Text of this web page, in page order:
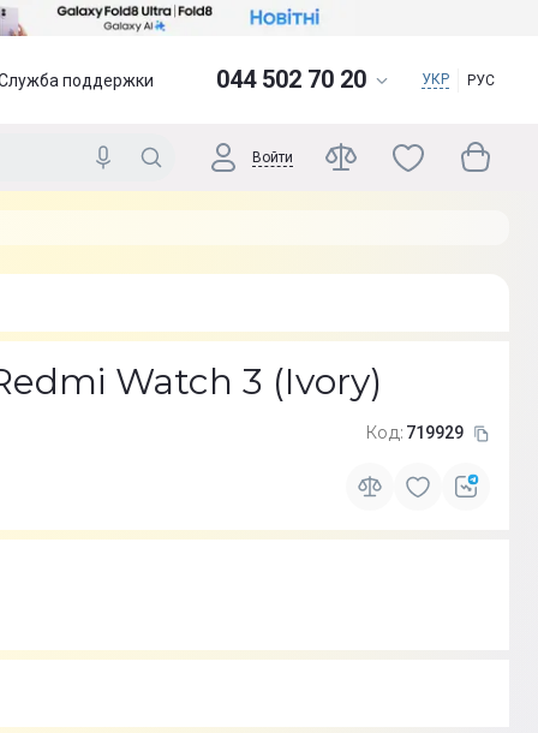
поддержки 044 502 70 20 УКР РУС
Войти
Watch 3 (Ivory)
Код: 719929